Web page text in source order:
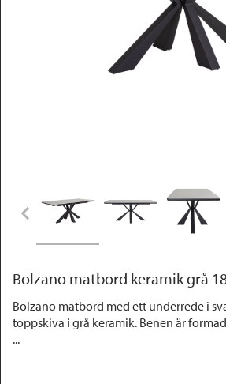
Bolzano matbord keramik grå
Bolzano matbord med ett underrede i
toppskiva i grå keramik. Benen är
...